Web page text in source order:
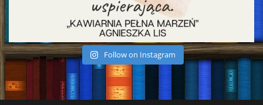
Follow on Instagram